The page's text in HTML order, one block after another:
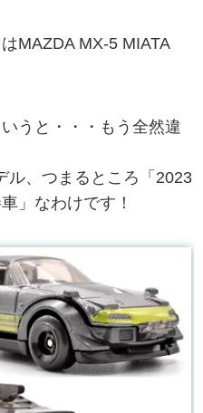
MAZDA MX-5 MIATA
うと・・・もう全然違
ル、つまるところ「2023
」なわけです！